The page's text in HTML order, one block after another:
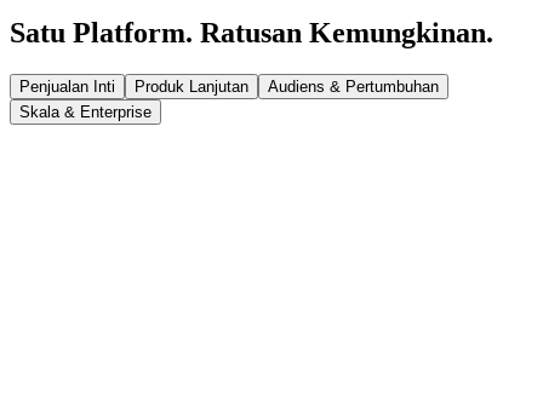
Satu Platform. Ratusan Kemungkinan.
Penjualan Inti Produk Lanjutan
Audiens & Pertumbuhan
Skala & Enterprise